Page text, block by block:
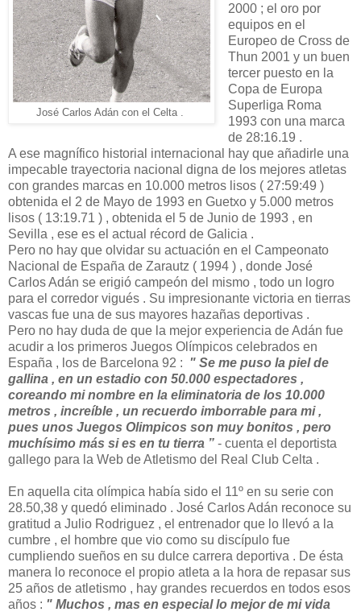
José Carlos Adán con el Celta .
2000 ; el oro por
equipos en el
Europeo de Cross de
Thun 2001 y un buen
tercer puesto en la
Copa de Europa
Superliga Roma
1993 con una marca
de 28:16.19 .
A ese magnífico historial internacional hay que añadirle una
impecable trayectoria nacional digna de los mejores atletas
con grandes marcas en 10.000 metros lisos ( 27:59:49 )
obtenida el 2 de Mayo de 1993 en Guetxo y 5.000 metros
lisos ( 13:19.71 ) , obtenida el 5 de Junio de 1993 , en
Sevilla , ese es el actual récord de Galicia .
Pero no hay que olvidar su actuación en el Campeonato
Nacional de España de Zarautz ( 1994 ) , donde José
Carlos Adán se erigió campeón del mismo , todo un logro
para el corredor vigués . Su impresionante victoria en tierras
vascas fue una de sus mayores hazañas deportivas .
Pero no hay duda de que la mejor experiencia de Adán fue
acudir a los primeros Juegos Olímpicos celebrados en
España , los de Barcelona 92 : " Se me puso la piel de
gallina , en un estadio con 50.000 espectadores ,
coreando mi nombre en la eliminatoria de los 10.000
metros , increíble , un recuerdo imborrable para mi ,
pues unos Juegos Olimpicos son muy bonitos , pero
muchísimo más si es en tu tierra ” - cuenta el deportista
gallego para la Web de Atletismo del Real Club Celta .
En aquella cita olímpica había sido el 11º en su serie con
28.50,38 y quedó eliminado . José Carlos Adán reconoce su
gratitud a Julio Rodriguez , el entrenador que lo llevó a la
cumbre , el hombre que vio como su discípulo fue
cumpliendo sueños en su dulce carrera deportiva . De ésta
manera lo reconoce el propio atleta a la hora de repasar sus
25 años de atletismo , hay grandes recuerdos en todos esos
años : " Muchos , mas en especial lo mejor de mi vida